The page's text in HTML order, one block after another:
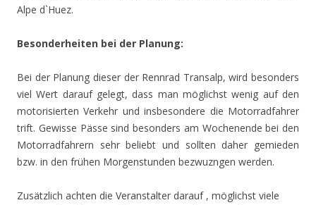
Alpe d`Huez.
Besonderheiten bei der Planung:
Bei der Planung dieser der Rennrad Transalp, wird besonders
viel Wert darauf gelegt, dass man möglichst wenig auf den
motorisierten Verkehr und insbesondere die Motorradfahrer
trift. Gewisse Pässe sind besonders am Wochenende bei den
Motorradfahrern sehr beliebt und sollten daher gemieden
bzw. in den frühen Morgenstunden bezwuzngen werden.
Zusätzlich achten die Veranstalter darauf , möglichst viele